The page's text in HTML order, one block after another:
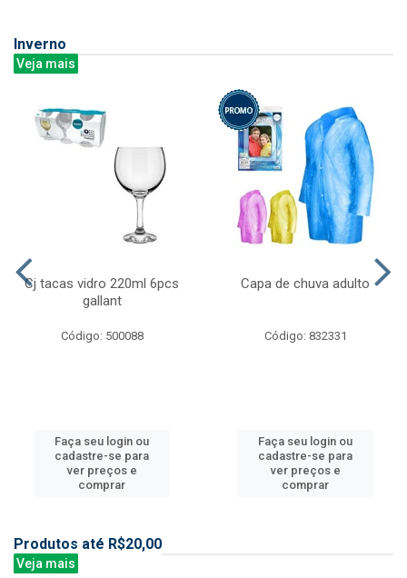
Inverno
Veja mais
Cj tacas vidro 220ml 6pcs
gallant
Código: 500088
Faça seu login ou
cadastre-se para
ver preços e
comprar
Capa de chuva adulto
Código: 832331
Faça seu login ou
cadastre-se para
ver preços e
comprar
Produtos até R$20,00
Veja mais